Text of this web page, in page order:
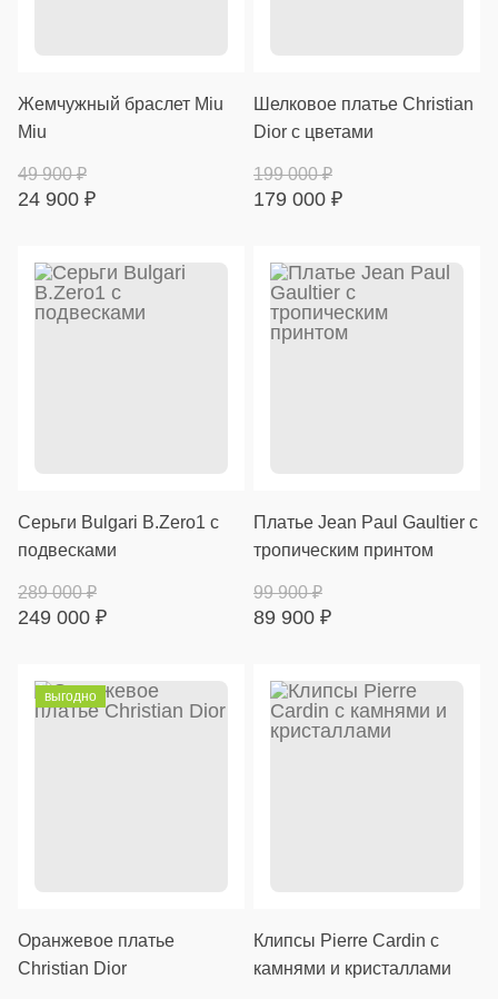
Жемчужный браслет Miu
Miu
24 900 ₽
49 900₽
Шелковое платье Christian
Dior с цветами
179 000 ₽
199 000₽
Серьги Bulgari B.Zero1 с
подвесками
249 000 ₽
289 000₽
Платье Jean Paul Gaultier с
тропическим принтом
89 900 ₽
99 900₽
выгодно
Оранжевое платье
Christian Dior
Клипсы Pierre Cardin с
камнями и кристаллами